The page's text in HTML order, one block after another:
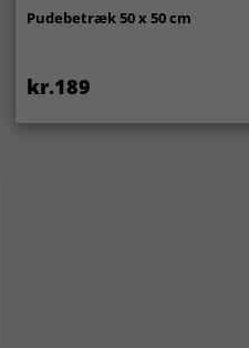
Pudebetræk 50 x 50 cm
kr.189